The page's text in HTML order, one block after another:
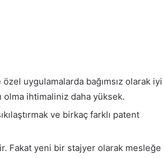
uygulamalarda bağımsız olarak iyi
olma ihtimaliniz daha yüksek.
ve birkaç farklı patent
Fakat yeni bir stajyer olarak mesleğe